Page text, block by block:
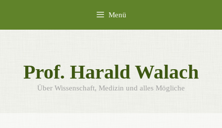
springen
Menü
Prof. Harald Walach
Über Wissenschaft, Medizin und alles Mögliche